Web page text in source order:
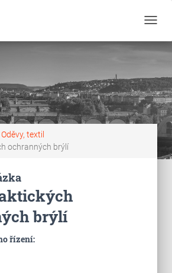
Oděvy, textil
ochranných brýlí
brýlí
řízení: